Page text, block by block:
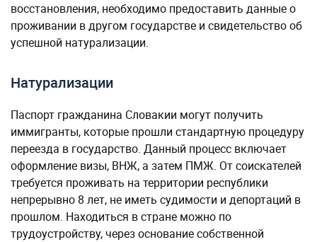
восстановления, необходимо предоставить данные о
проживании в другом государстве и свидетельство об
успешной натурализации.
Натурализации
Паспорт гражданина Словакии могут получить
иммигранты, которые прошли стандартную процедуру
переезда в государство. Данный процесс включает
оформление визы, ВНЖ, а затем ПМЖ. От соискателей
требуется проживать на территории республики
непрерывно 8 лет, не иметь судимости и депортаций в
прошлом. Находиться в стране можно по
трудоустройству, через основание собственной